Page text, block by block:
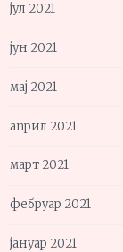
јул 2021
јун 2021
мај 2021
април 2021
март 2021
фебруар 2021
јануар 2021